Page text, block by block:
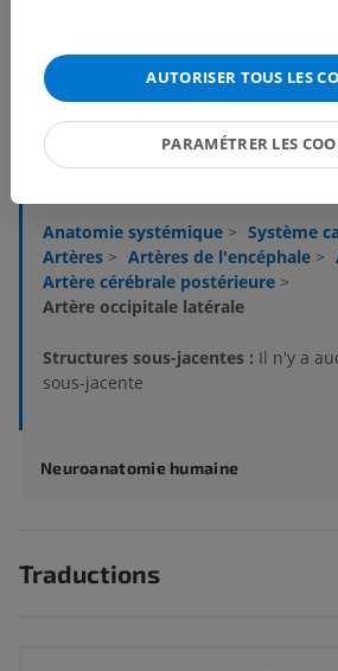
Anatomie humaine 2
Anatomie systémique > Système
Artères > Artères de l'encéphale >
Artère cérébrale postérieure >
Artère occipitale latérale
Structures sous-jacentes : Il n'y a
sous-jacente
Neuroanatomie humaine
Traductions
AUTORISER TOUS LES
PARAMÉTRER LES